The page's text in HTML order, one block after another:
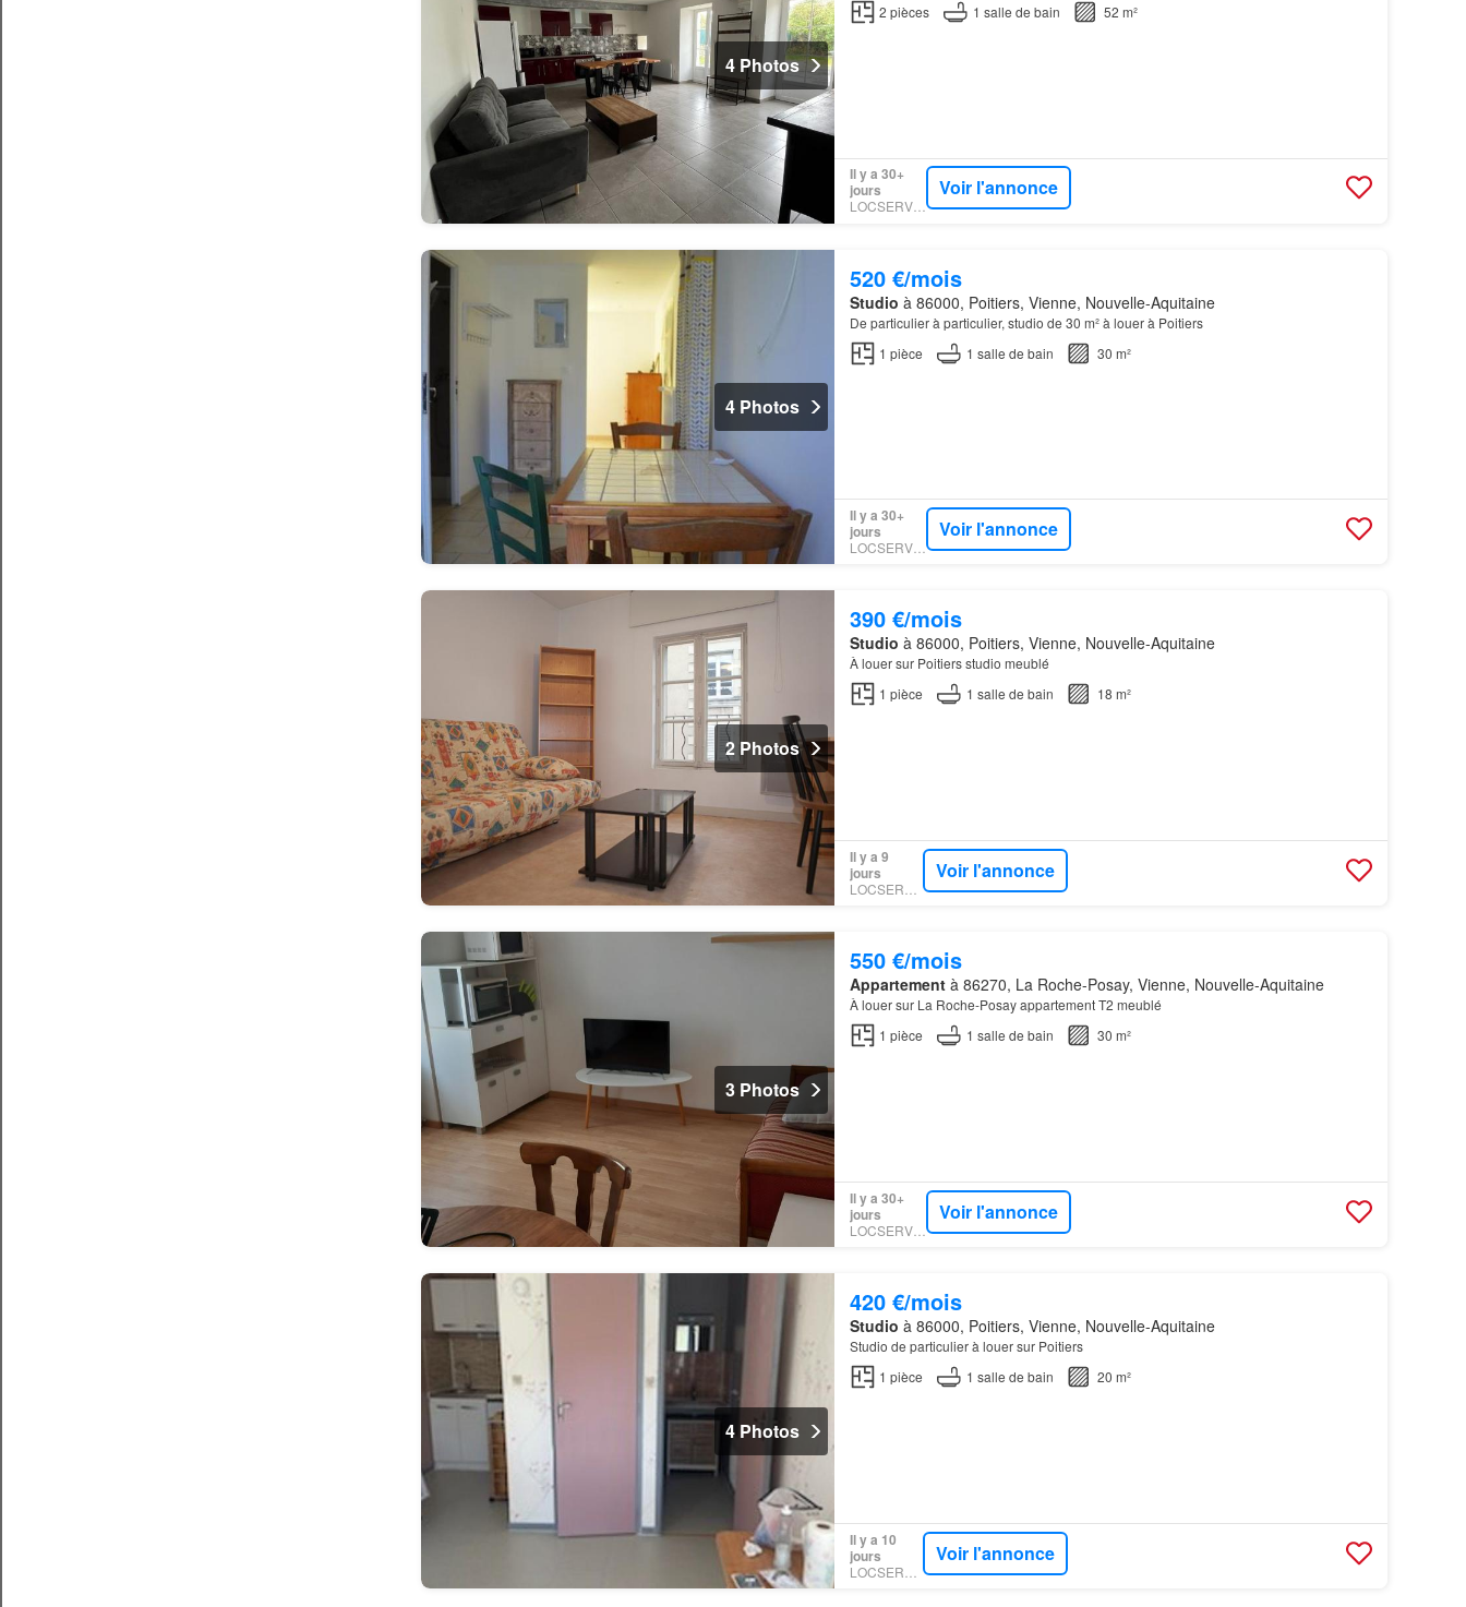
4 Photos
2 pièces 1 salle de bain 52 m²
Il y a 30+
jours
LOCSERVICE
Voir l'annonce
4 Photos
520 €/mois
Studio à 86000, Poitiers, Vienne, Nouvelle-Aquitaine
De particulier à particulier, studio de 30 m² à louer à Poitiers
1 pièce 1 salle de bain 30 m²
Il y a 30+
jours
LOCSERVICE
Voir l'annonce
2 Photos
390 €/mois
Studio à 86000, Poitiers, Vienne, Nouvelle-Aquitaine
À louer sur Poitiers studio meublé
1 pièce 1 salle de bain 18 m²
Il y a 9
jours
Voir l'annonce
3 Photos
550 €/mois
Appartementà 86270, La Roche-Posay, Vienne, Nouvelle-Aquitaine
À louer sur La Roche-Posay appartement T2 meublé
1 pièce 1 salle de bain 30 m²
Il y a 30+
jours
LOCSERVICE
Voir l'annonce
4 Photos
420 €/mois
Studio à 86000, Poitiers, Vienne, Nouvelle-Aquitaine
Studio de particulier à louer sur Poitiers
1 pièce 1 salle de bain 20 m²
Il y a 10
jours
Voir l'annonce